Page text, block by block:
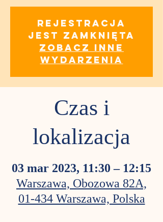
Rejestracja
jest zamknięta
Zobacz inne
wydarzenia
Czas i
lokalizacja
03 mar 2023, 11:30 – 12:15
Warszawa, Obozowa 82A,
01-434 Warszawa, Polska